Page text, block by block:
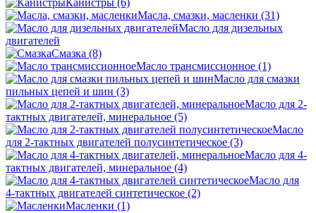
Канистры (6)
Масла, смазки, масленки (31)
Масло для дизельных
двигателей
Смазка (8)
Масло трансмиссионное (1)
Масло для смазки
пильных цепей и шин (3)
Масло для 2-
тактных двигателей, минеральное (5)
Масло
для 2-тактных двигателей полусинтетическое (3)
Масло для 4-
тактных двигателей, минеральное (4)
Масло для
4-тактных двигателей синтетическое (2)
Масленки (1)